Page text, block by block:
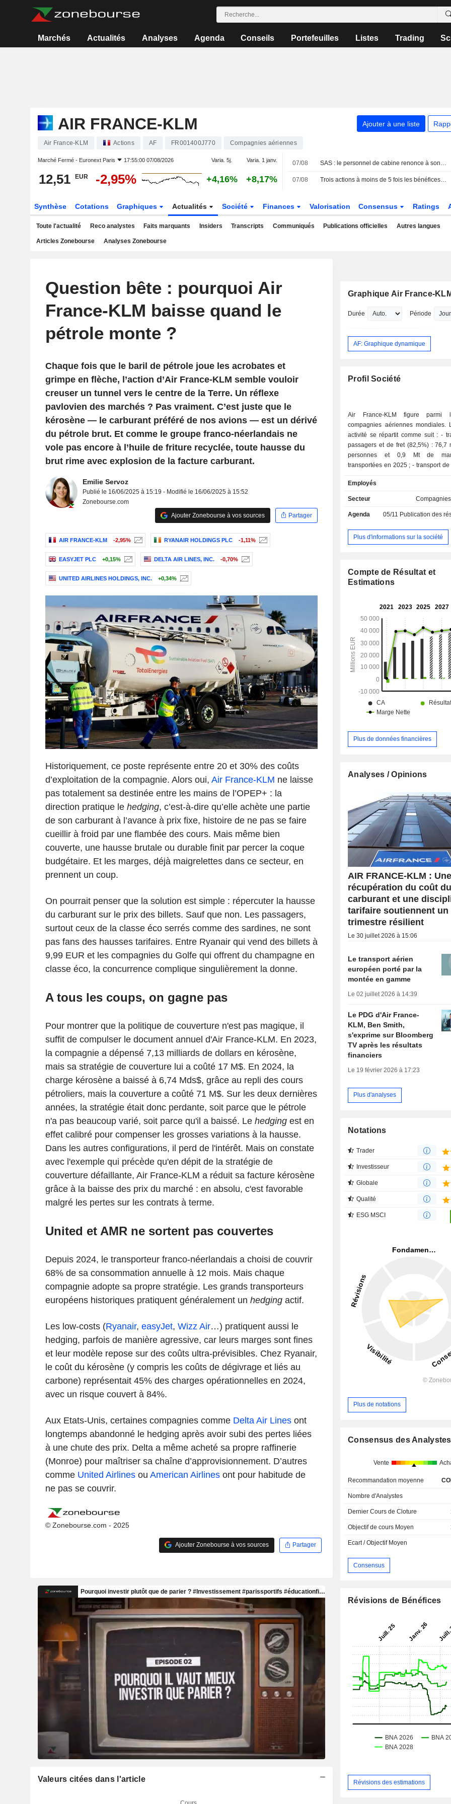
Marchés Actualités Analyses Agenda Conseils Portefeuilles Listes Trading
AIR FRANCE-KLM Ajouter à une liste
Air France-KLM Actions AF FR001400J770 Compagnies aériennes
Marché Fermé - Euronext Paris 17:55:00 07/08/2026 Varia. 5j. Varia. 1 janv.
12,51 EUR -2,95% +4,16% +8,17%
07/08 SAS : le personnel de cabine renonce à son projet de grève samedi
07/08 Trois actions à moins de 5 fois les bénéfices, et alors ?
Synthèse Cotations Graphiques Actualités Société Finances Valorisation Consensus Ratings
Toute l'actualité Reco analystes Faits marquants Insiders Transcripts Communiqués Publications officielles Autres langues
Articles Zonebourse Analyses Zonebourse
Question bête : pourquoi Air
France-KLM baisse quand le
pétrole monte ?
Chaque fois que le baril de pétrole joue les acrobates et
grimpe en flèche, l’action d’Air France-KLM semble vouloir
creuser un tunnel vers le centre de la Terre. Un réflexe
pavlovien des marchés ? Pas vraiment. C’est juste que le
kérosène — le carburant préféré de nos avions — est un dérivé
du pétrole brut. Et comme le groupe franco-néerlandais ne
vole pas encore à l’huile de friture recyclée, toute hausse du
brut rime avec explosion de la facture carburant.
Emilie Servoz
Publié le 16/06/2025 à 15:19 - Modifié le 16/06/2025 à 15:52
Zonebourse.com
Ajouter Zonebourse à vos sources
Partager
AIR FRANCE-KLM -2,95% RYANAIR HOLDINGS PLC -1,11%
EASYJET PLC +0,15% DELTA AIR LINES, INC. -0,70%
UNITED AIRLINES HOLDINGS, INC. +0,34%
Historiquement, ce poste représente entre 20 et 30% des coûts
d’exploitation de la compagnie. Alors oui, Air France-KLM ne laisse
pas totalement sa destinée entre les mains de l’OPEP+ : la
direction pratique le hedging, c’est-à-dire qu’elle achète une partie
de son carburant à l’avance à prix fixe, histoire de ne pas se faire
cueillir à froid par une flambée des cours. Mais même bien
couverte, une hausse brutale ou durable finit par percer la coque
budgétaire. Et les marges, déjà maigrelettes dans ce secteur, en
prennent un coup.
On pourrait penser que la solution est simple : répercuter la hausse
du carburant sur le prix des billets. Sauf que non. Les passagers,
surtout ceux de la classe éco serrés comme des sardines, ne sont
pas fans des hausses tarifaires. Entre Ryanair qui vend des billets à
9,99 EUR et les compagnies du Golfe qui offrent du champagne en
classe éco, la concurrence complique singulièrement la donne.
A tous les coups, on gagne pas
Pour montrer que la politique de couverture n'est pas magique, il
suffit de compulser le document annuel d'Air France-KLM. En 2023,
la compagnie a dépensé 7,13 milliards de dollars en kérosène,
mais sa stratégie de couverture lui a coûté 17 M$. En 2024, la
charge kérosène a baissé à 6,74 Mds$, grâce au repli des cours
pétroliers, mais la couverture a coûté 71 M$. Sur les deux dernières
années, la stratégie était donc perdante, soit parce que le pétrole
n'a pas beaucoup varié, soit parce qu'il a baissé. Le hedgingest en
effet calibré pour compenser les grosses variations à la hausse.
Dans les autres configurations, il perd de l'intérêt. Mais on constate
avec l'exemple qui précède qu'en dépit de la stratégie de
couverture défaillante, Air France-KLM a réduit sa facture kérosène
grâce à la baisse des prix du marché : en absolu, c'est favorable
malgré les pertes sur les contrats à terme.
United et AMR ne sortent pas couvertes
Depuis 2024, le transporteur franco-néerlandais a choisi de couvrir
68% de sa consommation annuelle à 12 mois. Mais chaque
compagnie adopte sa propre stratégie. Les grands transporteurs
européens historiques pratiquent généralement un hedgingactif.
Les low-costs (Ryanair, easyJet, Wizz Air…) pratiquent aussi le
hedging, parfois de manière agressive, car leurs marges sont fines
et leur modèle repose sur des coûts ultra-prévisibles. Chez Ryanair,
le coût du kérosène (y compris les coûts de dégivrage et liés au
carbone) représentait 45% des charges opérationnelles en 2024,
avec un risque couvert à 84%.
Aux Etats-Unis, certaines compagnies comme Delta Air Linesont
longtemps abandonné le hedging après avoir subi des pertes liées
à une chute des prix. Delta a même acheté sa propre raffinerie
(Monroe) pour maîtriser sa chaîne d’approvisionnement. D’autres
comme United Airlinesou American Airlinesont pour habitude de
ne pas se couvrir.
© Zonebourse.com - 2025
Ajouter Zonebourse à vos sources Partager
Valeurs citées dans l'article
Graphique Air France-
Durée Période
AF: Graphique dynamique
Profil Société
Air France-KLM figure parmi
compagnies aériennes mondiales.
activité se répartit comme suit : - transport de
passagers et de fret (82,5%) : 76,7
personnes et 0,9 Mt de
transportées en 2025 ; - transport de passagers
personnes transportées ; - prestations de
maintenance (7%) ; - autres (0,1%). A fin 2025,
(dont 289 détenus en propre et 307
(268), KLM (188) et Transavia (140).
Employés
Secteur
Agenda 05/11 Publication des résultats
Plus d'informations sur la société
Compte de Résultat et
Estimations
Plus de données financières
Analyses / Opinions
AIR FRANCE-KLM :
récupération du coût du
carburant et une
tarifaire soutiennent un
trimestre résilient
Le 30 juillet 2026 à 15:06
Le transport aérien
européen porté par la
montée en gamme
Le 02 juillet 2026 à 14:39
Le PDG d'Air France-
KLM, Ben Smith,
s'exprime sur Bloomberg
TV après les résultats
financiers
Le 19 février 2026 à 17:23
Plus d'analyses
Notations
Trader
Investisseur
Globale
Qualité
ESG MSCI
Plus de notations
Consensus des Analystes
Vente
Recommandation moyenne
Nombre d'Analystes
Dernier Cours de Cloture
Objectif de cours Moyen
Ecart / Objectif Moyen
Consensus
Révisions de Bénéfices
Révisions des estimations